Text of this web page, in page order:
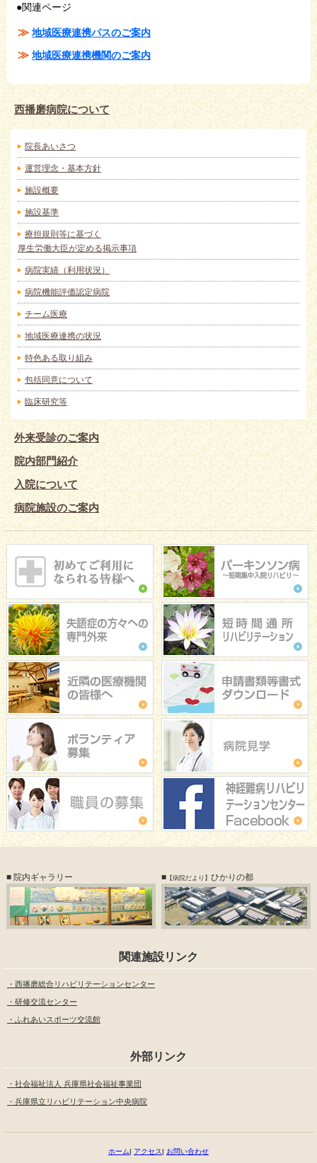
●関連ページ
地域医療連携パスのご案内
地域医療連携機関のご案内
西播磨病院について
院長あいさつ
運営理念・基本方針
施設概要
施設基準
療担規則等に基づく
厚生労働大臣が定める掲示事項
病院実績（利用状況）
病院機能評価認定病院
チーム医療
地域医療連携の状況
特色ある取り組み
包括同意について
臨床研究等
外来受診のご案内
院内部門紹介
入院について
病院施設のご案内
■ 院内ギャラリー ■ 【病院だより】ひかりの都
関連施設リンク
西播磨総合リハビリテーションセンター
研修交流センター
ふれあいスポーツ交流館
外部リンク
社会福祉法人 兵庫県社会福祉事業団
兵庫県立リハビリテーション中央病院
ホーム| アクセス| お問い合わせ